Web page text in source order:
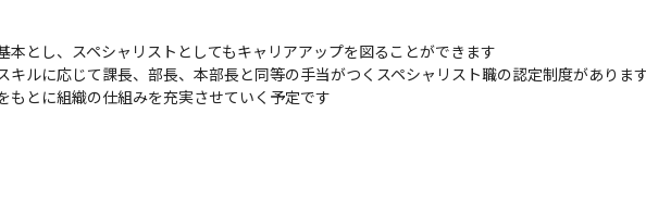
本とし、スペシャリストとしてもキャリアアップを図ることができます
キルに応じて課長、部長、本部長と同等の手当がつくスペシャリスト職の認定制度がありま
もとに組織の仕組みを充実させていく予定です